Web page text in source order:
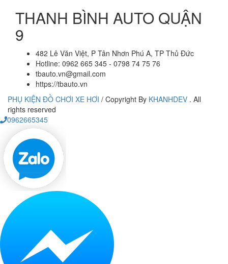
THANH BÌNH AUTO QUẬN
9
482 Lê Văn Việt, P Tân Nhơn Phú A, TP Thủ Đức
Hotline: 0962 665 345 - 0798 74 75 76
tbauto.vn@gmail.com
https://tbauto.vn
PHỤ KIỆN ĐỒ CHƠI XE HƠI / Copyright By KHANHDEV . All
rights reserved
0962665345